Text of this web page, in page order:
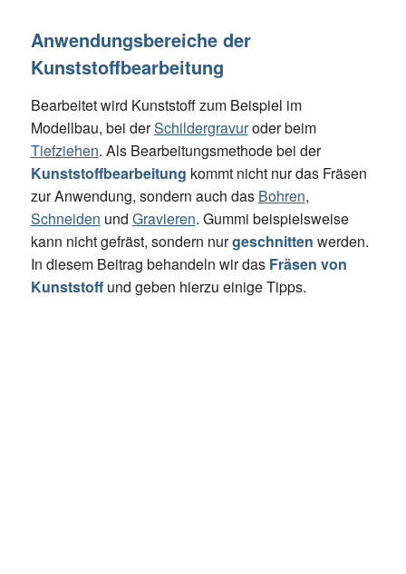
Anwendungsbereiche der
Kunststoffbearbeitung
Bearbeitet wird Kunststoff zum Beispiel im
Modellbau, bei derSchildergravuroder beim
Tiefziehen. Als Bearbeitungsmethode bei der
Kunststoffbearbeitung kommt nicht nur das Fräsen
zur Anwendung, sondern auch das Bohren,
Schneiden und Gravieren. Gummi beispielsweise
kann nicht gefräst, sondern nurgeschnitten werden.
In diesem Beitrag behandeln wir das Fräsen von
Kunststoffund geben hierzu einige Tipps.